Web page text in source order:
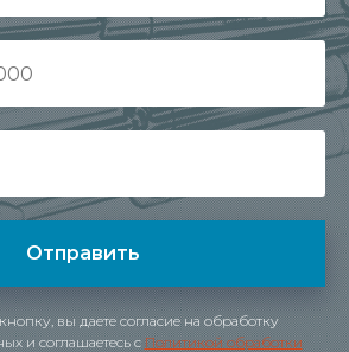
Отправить
вы даете согласие на обработку
и соглашаетесь c Политикой обработки